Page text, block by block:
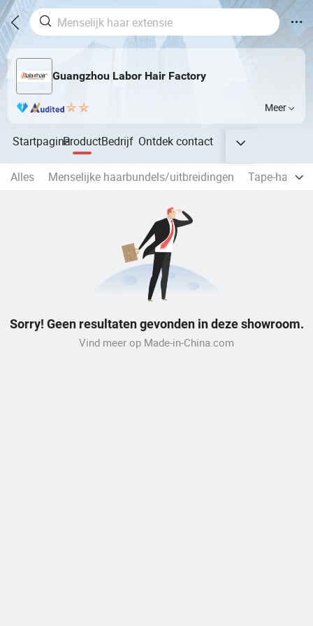
Guangzhou Labor Hair Factory
Meer
StartpaginaProductBedrijf Ontdekcontact
Alles Menselijke haarbundels/uitbreidingen Tape-
Sorry! Geen resultaten gevonden in deze showroom.
Vind meer op Made-in-China.com